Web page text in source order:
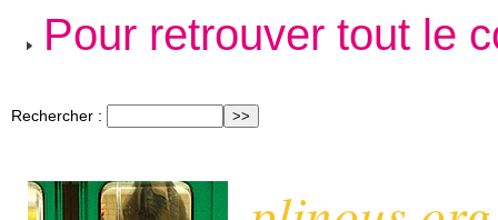
Pour retrouver tout le
Rechercher :